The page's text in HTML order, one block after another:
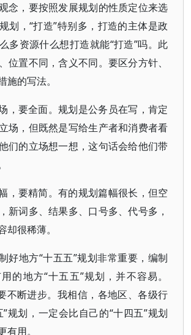
念，要按照发展规划的性质定位来选
划，“打造”特别多，打造的主体是政
多资源什么想打造就能“打造”吗。此
位置不同，含义不同。要区分方针、
施的写法。
，要全面。规划是公务员在写，肯定
场，但既然是写给生产者和消费者看
们的立场想一想，这句话会给他们带
，要精简。有的规划篇幅很长，但空
新词多、结果多、口号多、代号多，
却很稀薄。
好地方“十五五”规划非常重要，编制
的地方“十五五”规划，并不容易。
不断进步。我相信，各地区、各级行
规划，一定会比自己的“十四五”规划
用。